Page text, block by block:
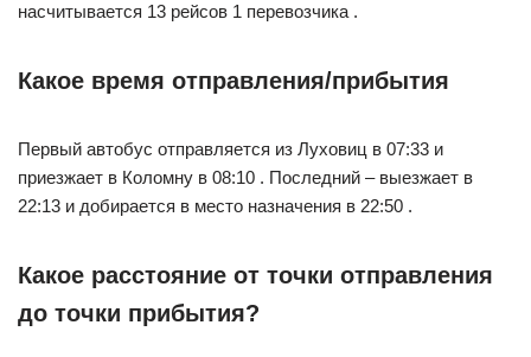
насчитывается 13 рейсов 1 перевозчика .
Какое время отправления/прибытия
Первый автобус отправляется из Луховиц в 07:33 и
приезжает в Коломну в 08:10 . Последний – выезжает в
22:13 и добирается в место назначения в 22:50 .
Какое расстояние от точки отправления
до точки прибытия?